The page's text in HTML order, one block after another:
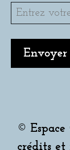
©
crédits et